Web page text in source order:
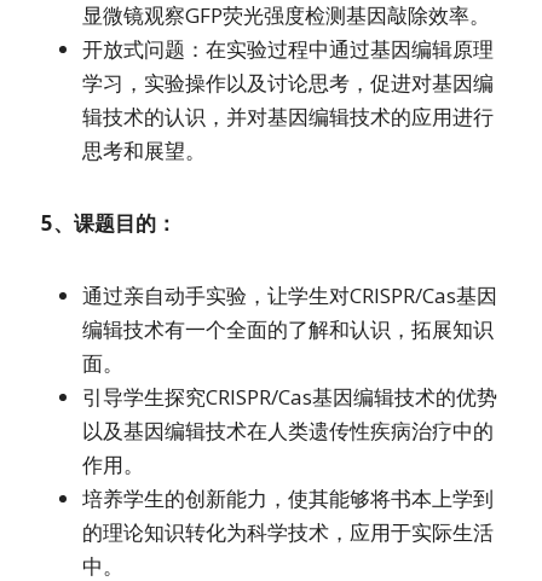
显微镜观察GFP荧光强度检测基因敲除效率。
开放式问题：在实验过程中通过基因编辑原理
学习，实验操作以及讨论思考，促进对基因编
辑技术的认识，并对基因编辑技术的应用进行
思考和展望。
5、课题目的：
通过亲自动手实验，让学生对CRISPR/Cas基因
编辑技术有一个全面的了解和认识，拓展知识
面。
引导学生探究CRISPR/Cas基因编辑技术的优势
以及基因编辑技术在人类遗传性疾病治疗中的
作用。
培养学生的创新能力，使其能够将书本上学到
的理论知识转化为科学技术，应用于实际生活
中。